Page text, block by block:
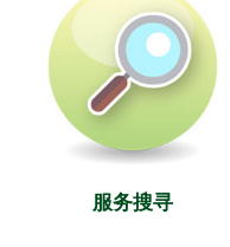
服务搜寻